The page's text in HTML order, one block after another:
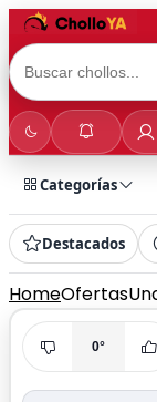
Categorías
Destacados
HomeOfertas
0°